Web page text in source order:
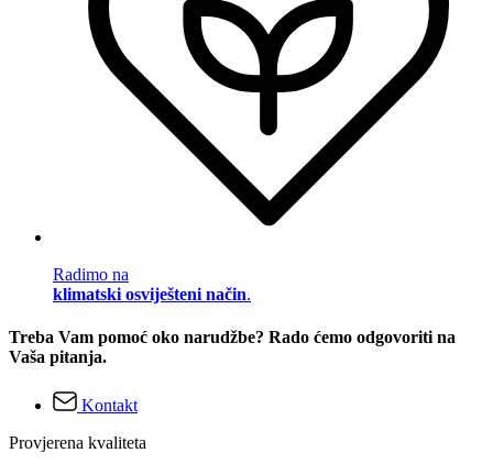
Radimo na
klimatski osviješteni način.
Treba Vam pomoć oko narudžbe? Rado ćemo odgovoriti na
Vaša pitanja.
Kontakt
Provjerena kvaliteta